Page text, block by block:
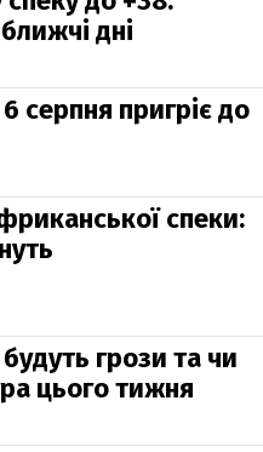
дні
серпня пригріє до
спеки:
грози та чи
цього тижня